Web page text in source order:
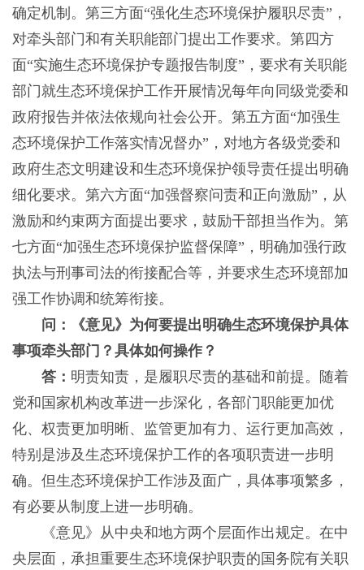
确定机制。第三方面“强化生态环境保护履职尽责”，
对牵头部门和有关职能部门提出工作要求。第四方
面“实施生态环境保护专题报告制度”，要求有关职能
部门就生态环境保护工作开展情况每年向同级党委和
政府报告并依法依规向社会公开。第五方面“加强生
态环境保护工作落实情况督办”，对地方各级党委和
政府生态文明建设和生态环境保护领导责任提出明确
细化要求。第六方面“加强督察问责和正向激励”，从
激励和约束两方面提出要求，鼓励干部担当作为。第
七方面“加强生态环境保护监督保障”，明确加强行政
执法与刑事司法的衔接配合等，并要求生态环境部加
强工作协调和统筹衔接。
问：《意见》为何要提出明确生态环境保护具体
事项牵头部门？具体如何操作？
答： 明责知责，是履职尽责的基础和前提。随着
党和国家机构改革进一步深化，各部门职能更加优
化、权责更加明晰、监管更加有力、运行更加高效，
特别是涉及生态环境保护工作的各项职责进一步明
确。但生态环境保护工作涉及面广，具体事项繁多，
有必要从制度上进一步明确。
《意见》从中央和地方两个层面作出规定。在中
央层面，承担重要生态环境保护职责的国务院有关职